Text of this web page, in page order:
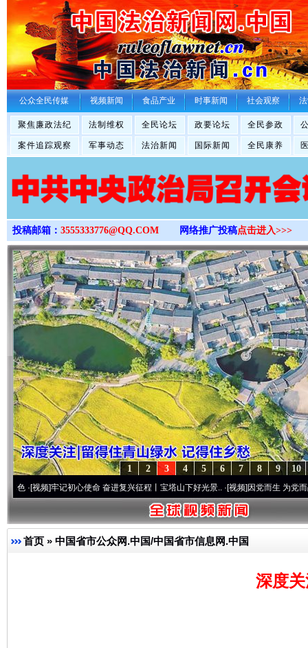
>
公众全民传媒 视频新闻 食品产业 时事新闻 社会观察
聚焦廉政法纪 法制维权 全民论坛 政要论坛 全民参政
案件追踪观察 军事动态 法治新闻 国际新闻 全民康养
投稿邮箱： 3555333776@QQ.COM 网络推广投稿点击进入>>>
10
9
8
7
6
5
4
3
2
1
牢记初心使命 奋进复兴征程丨宝塔山下好光景..·[视频]因党而生 为党而战——百年
首页 » 中国省市公众网.中国/中国省市信息网.中国
深度